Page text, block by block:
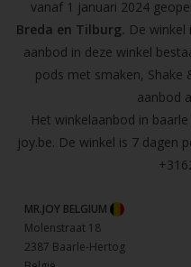
vanaf 1 januari 2024
Breda en Tilburg. De winkel
aanbod in deze winkel
pods met smaken, Shake
aanbod
Het winkelaanbod in
joy.be. De winkel is 7 dagen
MR.JOY BELGIUM
Molenstraat 18
2387 Baarle-Hertog